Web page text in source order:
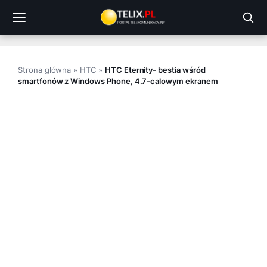
treści
Strona główna » HTC » HTC Eternity- bestia wśród
smartfonów z Windows Phone, 4.7-calowym ekranem